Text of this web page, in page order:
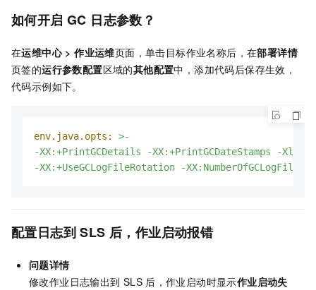
如何开启 GC 日志参数？
在运维中心>作业运维页面，单击目标作业名称后，在部署详情
页签的运行参数配置区域的其他配置中，添加代码后保存生效，
代码示例如下。
env.java.opts:
>-
-XX:+PrintGCDetails
-XX:+PrintGCDateStamps
-
-XX:+UseGCLogFileRotation
-XX:NumberOfGCLogFiles=2
配置日志到 SLS 后，作业启动报错
问题详情
修改作业日志输出到 SLS 后，作业启动时显示作业启动失